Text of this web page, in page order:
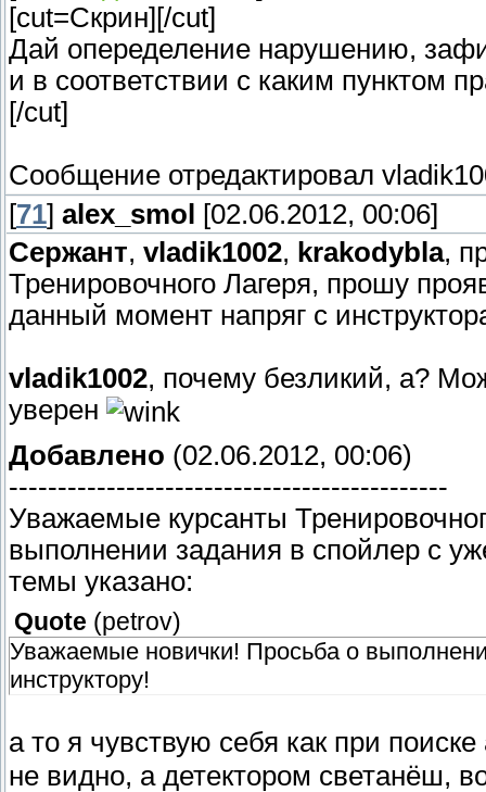
[cut=Скрин] [/cut]
Дай опеределение нарушению,
и в соответствии с каким пунктом
[/cut]
Сообщение отредактировал
[71] alex_smol
[02.06.2012, 00:06]
Сержант, vladik1002, krakodybla,
Тренировочного Лагеря, прошу
данный момент напряг с
vladik1002, почему безликий, а?
уверен
Добавлено (02.06.2012, 00:06)
---------------------------------------------
Уважаемые курсанты
выполнении задания в спойлер с
темы указано:
Quote (petrov)
Уважаемые новички! Просьба о
инструктору!
а то я чувствую себя как при
не видно, а детектором светанёш,